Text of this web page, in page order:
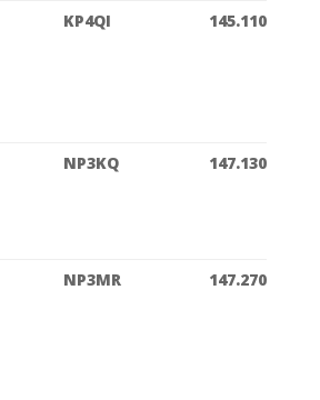
KP4QI 145.110
NP3KQ 147.130
NP3MR 147.270